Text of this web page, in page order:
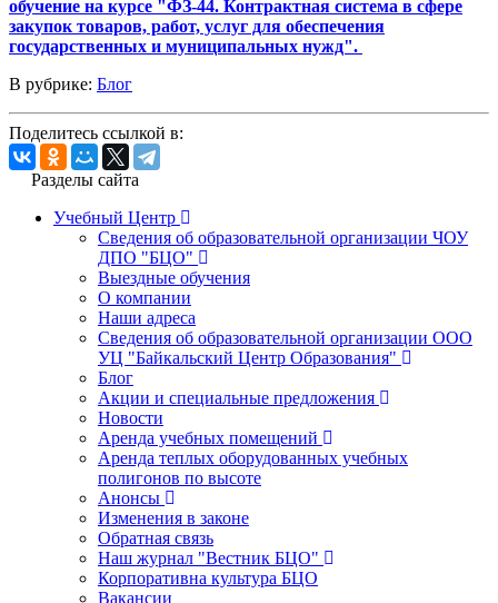
обучение на курсе "ФЗ-44. Контрактная система в сфере
закупок товаров, работ, услуг для обеспечения
государственных и муниципальных нужд".
В рубрике: Блог
Поделитесь ссылкой в:
Разделы сайта
Учебный Центр
Сведения об образовательной организации ЧОУ
ДПО "БЦО"
Выездные обучения
О компании
Наши адреса
Сведения об образовательной организации ООО
УЦ "Байкальский Центр Образования"
Блог
Акции и специальные предложения
Новости
Аренда учебных помещений
Аренда теплых оборудованных учебных
полигонов по высоте
Анонсы
Изменения в законе
Обратная связь
Наш журнал "Вестник БЦО"
Корпоративна культура БЦО
Вакансии